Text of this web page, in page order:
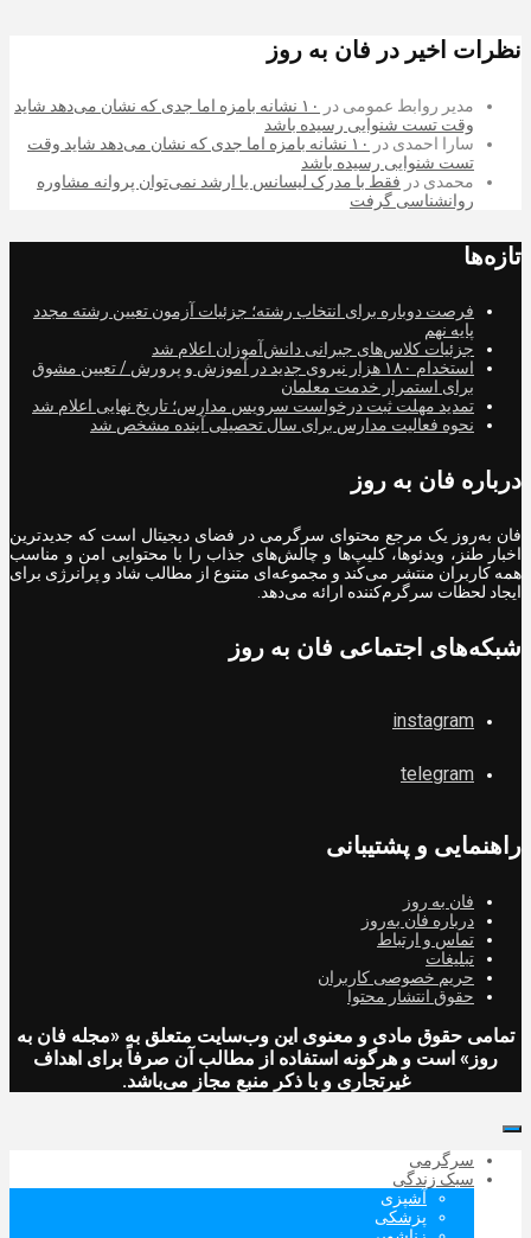
نظرات اخیر در فان به روز
مدیر روابط عمومی در
۱۰ نشانه بامزه اما جدی که نشان می‌دهد شاید
وقت تست شنوایی رسیده باشد
سارا احمدی در
۱۰ نشانه بامزه اما جدی که نشان می‌دهد شاید وقت
تست شنوایی رسیده باشد
محمدی در فقط با مدرک لیسانس یا ارشد نمی‌توان پروانه مشاوره
روانشناسی گرفت
تازه‌ها
فرصت دوباره برای انتخاب رشته؛ جزئیات آزمون تعیین رشته مجدد
پایه نهم
جزئیات کلاس‌های جبرانی دانش‌آموزان اعلام شد
استخدام ۱۸۰ هزار نیروی جدید در آموزش‌ و پرورش / تعیین مشوق
برای استمرار خدمت معلمان
تمدید مهلت ثبت درخواست سرویس مدارس؛ تاریخ نهایی اعلام شد
نحوه فعالیت مدارس برای سال تحصیلی آینده مشخص شد
درباره فان به روز
فان به‌روز یک مرجع محتوای سرگرمی در فضای دیجیتال است که جدیدترین
اخبار طنز، ویدئوها، کلیپ‌ها و چالش‌های جذاب را با محتوایی امن و مناسب
همه کاربران منتشر می‌کند و مجموعه‌ای متنوع از مطالب شاد و پرانرژی برای
ایجاد لحظات سرگرم‌کننده ارائه می‌دهد.
شبکه‌های اجتماعی فان به روز
instagram
telegram
راهنمایی و پشتیبانی
فان به روز
درباره فان به‌روز
تماس و ارتباط
تبلیغات
حریم خصوصی کاربران
حقوق انتشار محتوا
تمامی حقوق مادی و معنوی این وب‌سایت متعلق به «مجله فان به
روز» است و هرگونه استفاده از مطالب آن صرفاً برای اهداف
غیرتجاری و با ذکر منبع مجاز می‌باشد.
سرگرمی
سبک زندگی
آشپزی
پزشکی